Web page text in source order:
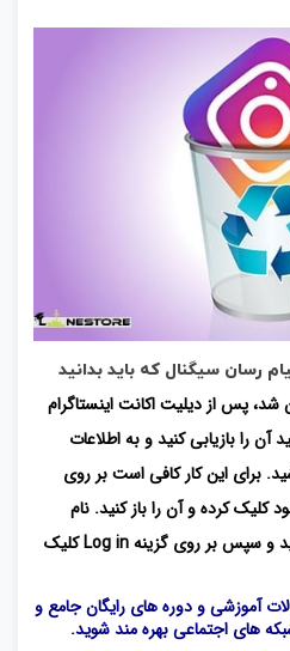
رسان سیگنال که باید بدانید
شد، پس از دیلیت اکانت اینستاگرام
را بازیابی کنید و به اطلاعات
برای این کار کافی است بر روی
کلیک کرده و آن را باز کنید. نام
کاربری و رمز عبور خود را وارد کنید و سپس بر روی گزینه Log in کلیک
آموزشی و دوره های رایگان جامع و
های اجتماعیبهره مند شوید.